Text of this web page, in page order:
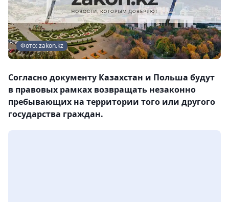
Фото: zakon.kz
Согласно документу Казахстан и Польша будут
в правовых рамках возвращать незаконно
пребывающих на территории того или другого
государства граждан.